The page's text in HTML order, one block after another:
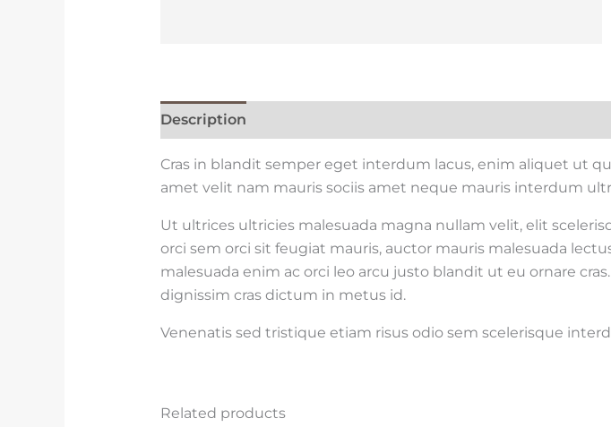
Description
Cras in blandit semper eget interdum lacus, enim aliquet ut
amet velit nam mauris sociis amet neque mauris interdum
Ut ultrices ultricies malesuada magna nullam velit, elit
orci sem orci sit feugiat mauris, auctor mauris malesuada
malesuada enim ac orci leo arcu justo blandit ut eu ornare
dignissim cras dictum in metus id.
Venenatis sed tristique etiam risus odio sem scelerisque
Related products